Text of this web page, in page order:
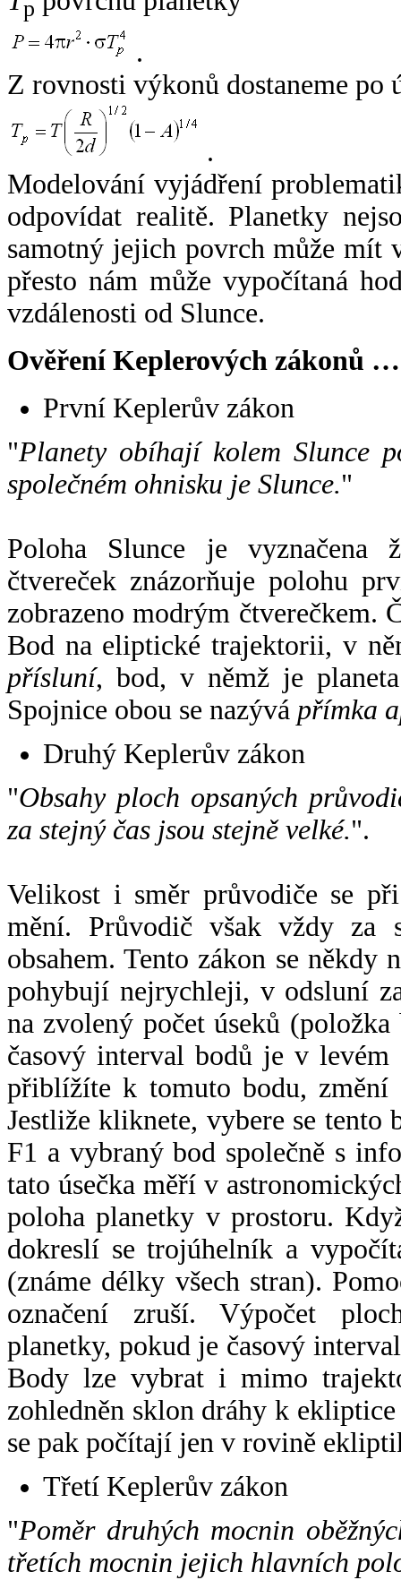
p
.
Z rovnosti výkonů dostaneme po
.
Modelování vyjádření
odpovídat realitě. Planetky
samotný jejich povrch může mít
přesto nám může vypočítaná
vzdálenosti od Slunce.
Ověření Keplerových zákonů …
První Keplerův zákon
"Planety obíhají kolem Slunce
společném ohnisku je Slunce."
Poloha Slunce je vyznačena
čtvereček znázorňuje polohu
zobrazeno modrým čtverečkem.
Bod na eliptické trajektorii, v
přísluní, bod, v němž je
Spojnice obou se nazývá přímka
Druhý Keplerův zákon
"Obsahy ploch opsaných
za stejný čas jsou stejně velké.".
Velikost i směr průvodiče se
mění. Průvodič však vždy za
obsahem. Tento zákon se někdy
pohybují nejrychleji, v odsluní
na zvolený počet úseků
časový interval bodů je v
přiblížíte k tomuto bodu,
Jestliže kliknete, vybere se tento
F1 a vybraný bod společně s
tato úsečka měří v
poloha planetky v prostoru.
dokreslí se trojúhelník a
(známe délky všech stran).
označení zruší. Výpočet
planetky, pokud je časový
Body lze vybrat i mimo
zohledněn sklon dráhy k
se pak počítají jen v rovině
Třetí Keplerův zákon
"Poměr druhých mocnin
třetích mocnin jejich hlavních